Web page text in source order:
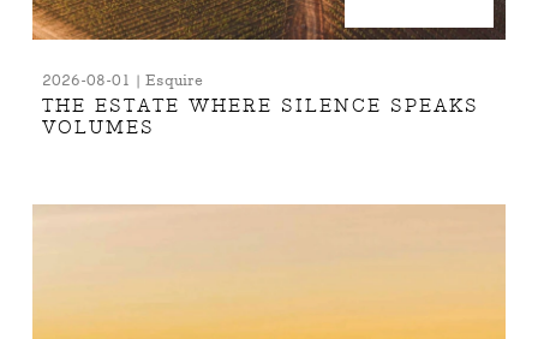
2026-08-01 | Esquire
THE ESTATE WHERE SILENCE SPEAKS
VOLUMES